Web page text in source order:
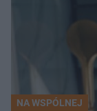
NA WSPÓLNEJ